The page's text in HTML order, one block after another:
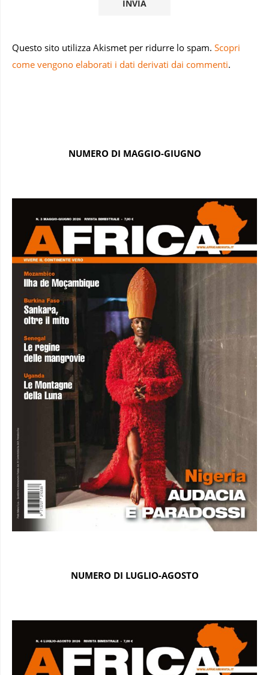
Questo sito utilizza Akismet per ridurre lo spam. Scopri
come vengono elaborati i dati derivati dai commenti.
NUMERO DI MAGGIO-GIUGNO
NUMERO DI LUGLIO-AGOSTO